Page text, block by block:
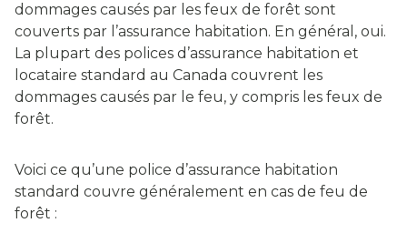
dommages causés par les feux de forêt sont
couverts par l’assurance habitation. En général, oui.
La plupart des polices d’assurance habitation et
locataire standard au Canada couvrent les
dommages causés par le feu, y compris les feux de
forêt.
Voici ce qu’une police d’assurance habitation
standard couvre généralement en cas de feu de
forêt :